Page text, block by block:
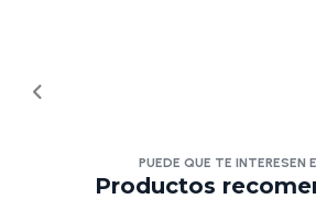
PUEDE QUE TE INTERESEN
Productos